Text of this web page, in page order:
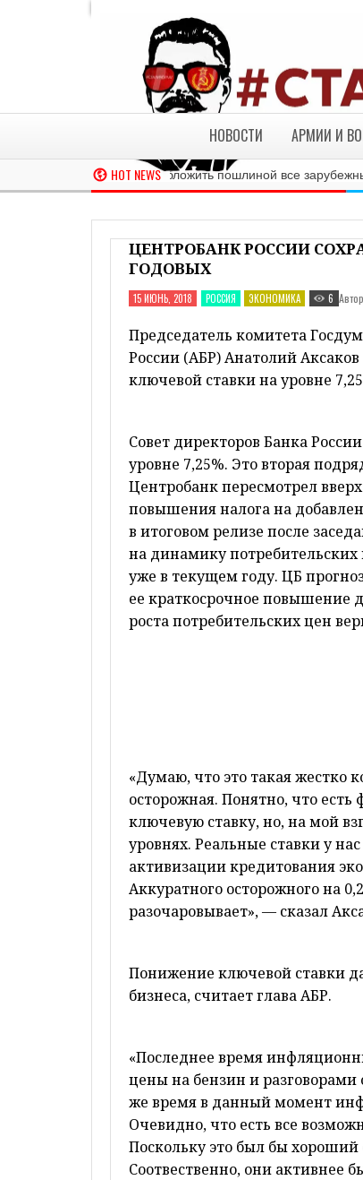
'; } if (old == "true") {
'; if (DisplayDate) { myclock += ' '; //myclock +=
'+mypre_text; //myclock += '
'; if
'; } if (old == "true") {
clockpos.document.LiveClockNS;
НОВОСТИ АРМИИ И
HOT NEWS
Таможня предлагает обложить пошлиной все зарубежные
ЦЕНТРОБАНК РОССИИ
ГОДОВЫХ
15 ИЮНЬ, 2018 РОССИЯ ЭКОНОМИКА 6
Председатель комитета
России (АБР) Анатолий
ключевой ставки на уровне
Совет директоров Банка
уровне 7,25%. Это вторая
Центробанк пересмотрел
повышения налога на
в итоговом релизе после
на динамику
уже в текущем году. ЦБ
ее краткосрочное повышение
роста потребительских цен
«Думаю, что это такая жестко
осторожная. Понятно, что
ключевую ставку, но, на мой
уровнях. Реальные ставки у
активизации кредитования
Аккуратного осторожного на
разочаровывает», — сказал
Понижение ключевой ставки
бизнеса, считает глава АБР.
«Последнее время
цены на бензин и
же время в данный момент
Очевидно, что есть все
Поскольку это был бы хороший
Соотвественно, они активнее